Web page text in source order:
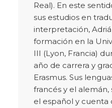
Real). En este
sus estudios en
interpretación,
formación en la
III (Lyon, Francia)
año de carrera y
Erasmus. Sus
francés y el
el español y cuenta